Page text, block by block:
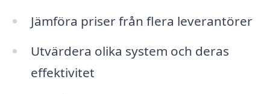
Jämföra priser från flera leverantörer
Utvärdera olika system och deras
effektivitet